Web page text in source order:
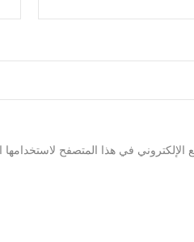
في هذا المتصفح لاستخدامها